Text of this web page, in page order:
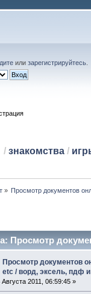
или зарегистрируйтесь
/ знакомства/
» Просмотр документов
Просмотр
Просмотр документов
etc / ворд, эксель, пдф и
Августа 2011, 06:59:45 »